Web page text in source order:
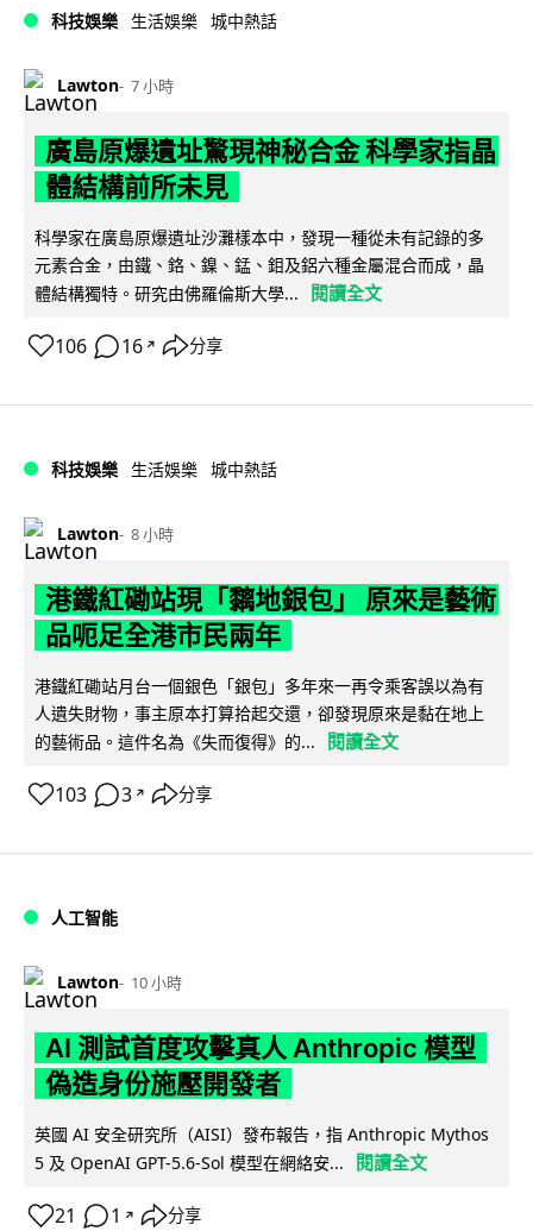
科技娛樂 生活娛樂 城中熱話
Lawton 7 小時
廣島原爆遺址驚現神秘合金 科學家指晶
體結構前所未見
科學家在廣島原爆遺址沙灘樣本中，發現一種從未有記錄的多
元素合金，由鐵、鉻、鎳、錳、鉬及鋁六種金屬混合而成，晶
體結構獨特。研究由佛羅倫斯大學...
閱讀全文
106 16 ↗ 分享
科技娛樂 生活娛樂 城中熱話
Lawton 8 小時
港鐵紅磡站現「黐地銀包」 原來是藝術
品呃足全港市民兩年
港鐵紅磡站月台一個銀色「銀包」多年來一再令乘客誤以為有
人遺失財物，事主原本打算拾起交還，卻發現原來是黏在地上
的藝術品。這件名為《失而復得》的...
閱讀全文
103 3 ↗ 分享
人工智能
Lawton 10 小時
AI 測試首度攻擊真人 Anthropic 模型
偽造身份施壓開發者
英國 AI 安全研究所（AISI）發布報告，指 Anthropic Mythos
5 及 OpenAI GPT-5.6-Sol 模型在網絡安...
閱讀全文
21 1 ↗ 分享